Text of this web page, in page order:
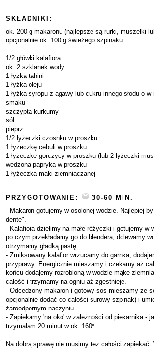
SKŁADNIKI:
ok. 200 g makaronu (najlepsze są rurki, muszelki
opcjonalnie ok. 100 g świeżego szpinaku
1/2 główki kalafiora
ok. 2 szklanek wody
1 łyżka tahini
1 łyżka oleju
1 łyżka syropu z agawy lub cukru innego słodu o w
smaku
szczypta kurkumy
sól
pieprz
1/2 łyżeczki czosnku w proszku
1 łyżeczkę cebuli w proszku
1 łyżeczkę gorczycy w proszku (lub 2 łyżeczki
wędzona papryka w proszku
1 łyżeczka mąki ziemniaczanej
PRZYGOTOWANIE:
30-60 MIN.
- Makaron gotujemy w osolonej wodzie. Najlepiej by
dente".
- Kalafiora dzielimy na małe różyczki i gotujemy w
po czym przekładamy go do blendera, dolewamy
otrzymamy gładką pastę.
- Zmiksowany kalafior wrzucamy do garnka,
przyprawy. Energicznie mieszamy i czekamy aż
końcu dodajemy rozrobioną w wodzie mąkę
całość i trzymamy na ogniu aż zgęstnieje.
- Odcedzony makaron i gotowy sos mieszamy ze
opcjonalnie dodać do całości surowy szpinak) i
żaroodpornym naczyniu.
- Zapiekamy 'na oko' w zależności od piekarnika -
trzymałam 20 minut w ok. 160*.
Na dobrą sprawę nie musimy tez całości